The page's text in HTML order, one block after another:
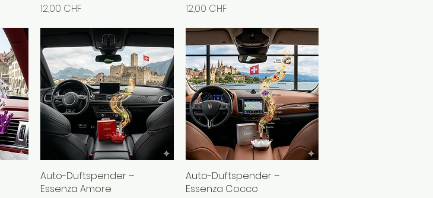
Preis
12,00 CHF
Preis
12,00 CHF
Schnellansicht
Auto-Duftspender –
Essenza Amore
Schnellansicht
Auto-Duftspender –
Essenza Cocco